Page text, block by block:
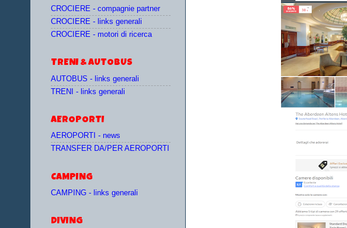
CROCIERE - compagnie partner
CROCIERE - links generali
CROCIERE - motori di ricerca
TRENI & AUTOBUS
AUTOBUS - links generali
TRENI - links generali
AEROPORTI
AEROPORTI - news
TRANSFER DA/PER AEROPORTI
CAMPING
CAMPING - links generali
DIVING